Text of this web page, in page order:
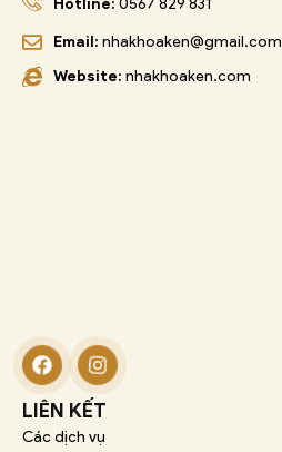
LIÊN KẾT
Các dịch vụ
Hotline: 0567 829 831
Email: nhakhoaken@gmail.com
Website: nhakhoaken.com